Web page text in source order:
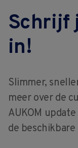
Schrijf
in!
Slimmer,
meer over de
AUKOM
de